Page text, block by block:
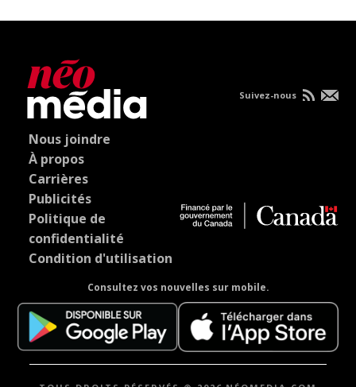
Nous joindre
À propos
Carrières
Publicités
Politique de
confidentialité
Condition d'utilisation
Consultez vos nouvelles sur mobile.
Suivez-nous